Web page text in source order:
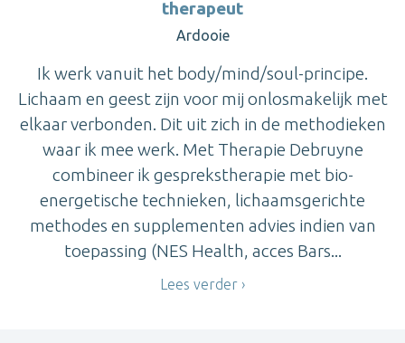
therapeut
Ardooie
Ik werk vanuit het body/mind/soul-principe.
Lichaam en geest zijn voor mij onlosmakelijk met
elkaar verbonden. Dit uit zich in de methodieken
waar ik mee werk. Met Therapie Debruyne
combineer ik gesprekstherapie met bio-
energetische technieken, lichaamsgerichte
methodes en supplementen advies indien van
toepassing (NES Health, acces Bars...
Lees verder